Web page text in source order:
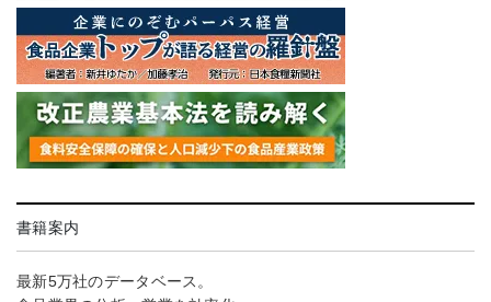
書籍案内
最新5万社のデータベース。